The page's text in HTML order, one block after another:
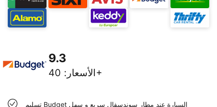
9.3
الأسعار : 40+
تسليم Budget السيارة عند مطار سوندسفال سريع و سهل